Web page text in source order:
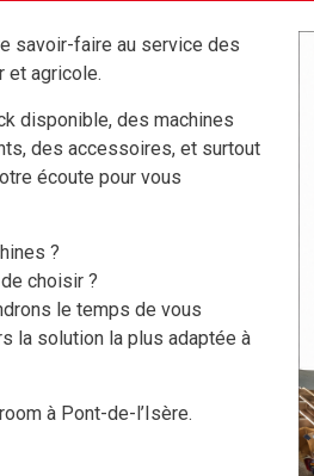
+ MASCOTTE MFA / KRPAN EN PP
VIDÉO
savoir-faire au service des
et agricole.
disponible, des machines
des accessoires, et surtout
écoute pour vous
?
choisir ?
le temps de vous
la solution la plus adaptée à
à Pont-de-l’Isère.